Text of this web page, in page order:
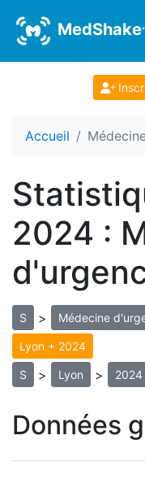
MedShake
Accueil
2024 :
S > Médecine
Lyon + 2024
S > Lyon > 2024
Données